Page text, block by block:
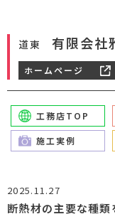
道東 有限会社
ホームページ
工務店TOP
施工実例
2025.11.27
断熱材の主要な種